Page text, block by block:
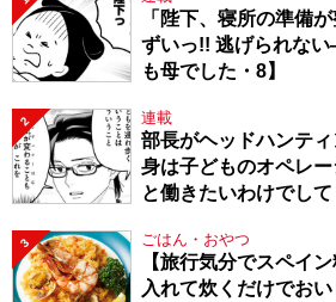
「陛下、寝所の準備
ずいっ!! 逃げられな
も母でした・8】
2 連載
部長がヘッドハンテ
身は子どものオペレ
と働きたいわけでし
3 ごはん・おやつ
【旅行気分でスペイ
入れて炊くだけでお